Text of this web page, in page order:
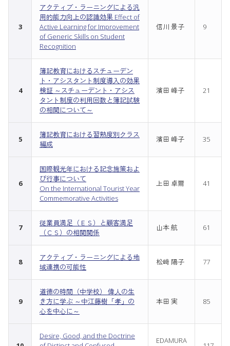
3
アクティブ・ラーニングによる汎
用的能力向上の認識効果 Effect of
Active Learning for Improvement
of Generic Skills on Student
Recognition
信川 景子 9
4
簿記教育におけるスチューデン
ト・アシスタント制度導入の効果
検証 ～スチューデント・アシス
タント制度の利用回数と簿記試験
の相関について～
濱田 峰子 21
5
簿記教育における習熟度別クラス
編成
濱田 峰子 35
6
国際観光年における記念施策およ
び行事について
On the International Tourist Year
Commemorative Activities
上田 卓爾 41
7
従業員満足（ＥＳ）と顧客満足
（ＣＳ）の相関関係
山本 航 61
8
アクティブ・ラーニングによる地
域連携の可能性
松﨑 陽子 77
9
道徳の時間（中学校） 偉人の生
き方に学ぶ ～中江藤樹「孝」の
心を中心に～
本田 実 85
Desire, Good, and the Doctrine
EDAMURA